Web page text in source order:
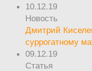
10.12.19
Новость
Дмитрий
суррогатному
09.12.19
Статья